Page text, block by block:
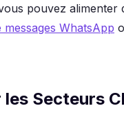
pouvez alimenter
messages WhatsApp
Secteurs